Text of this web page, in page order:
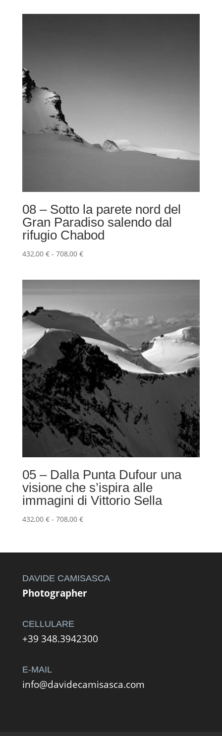
08 – Sotto la parete nord del
Gran Paradiso salendo dal
rifugio Chabod
432,00 € - 708,00 €Fascia
708,00 €
05 – Dalla Punta Dufour una
visione che s’ispira alle
immagini di Vittorio Sella
432,00 € - 708,00 €Fascia
da
a
DAVIDE CAMISASCA
Photographer
CELLULARE
+39 348.3942300
E-MAIL
info@davidecamisasca.com